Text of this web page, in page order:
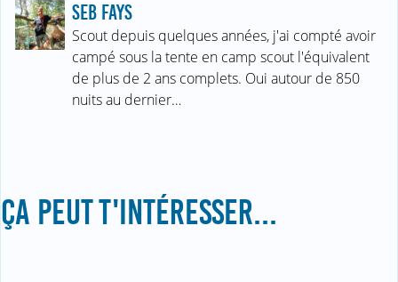
SEB FAYS
Scout depuis quelques années, j'ai compté avoir
campé sous la tente en camp scout l'équivalent
de plus de 2 ans complets. Oui autour de 850
nuits au dernier…
ÇA PEUT T'INTÉRESSER...